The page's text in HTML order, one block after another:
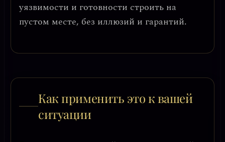
уязвимости и готовности строить на
пустом месте, без иллюзий и гарантий.
Как применить это к вашей
ситуации